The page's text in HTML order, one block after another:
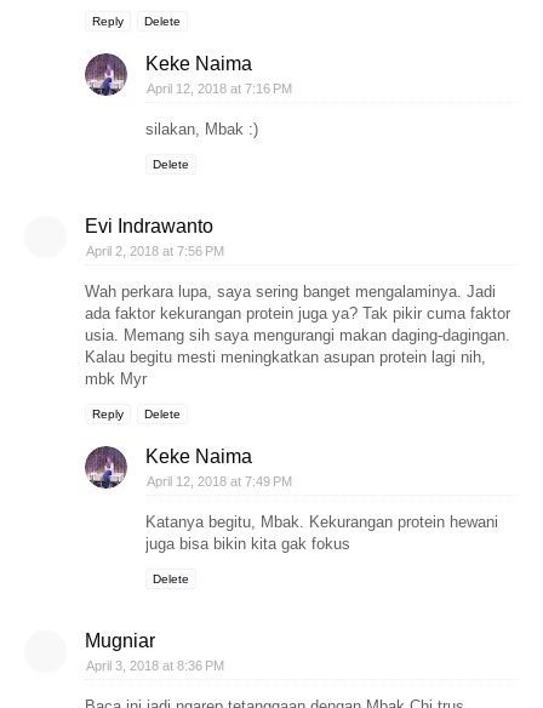
Reply Delete
Keke Naima
April 12, 2018 at 7:16 PM
silakan, Mbak :)
Delete
Evi Indrawanto
April 2, 2018 at 7:56 PM
Wah perkara lupa, saya sering banget mengalaminya. Jadi
ada faktor kekurangan protein juga ya? Tak pikir cuma faktor
usia. Memang sih saya mengurangi makan daging-dagingan.
Kalau begitu mesti meningkatkan asupan protein lagi nih,
mbk Myr
Reply Delete
Keke Naima
April 12, 2018 at 7:49 PM
Katanya begitu, Mbak. Kekurangan protein hewani
juga bisa bikin kita gak fokus
Delete
Mugniar
April 3, 2018 at 8:36 PM